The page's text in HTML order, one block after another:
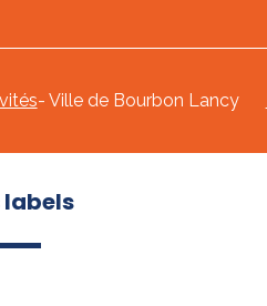
- Ville de Bourbon Lancy
labels